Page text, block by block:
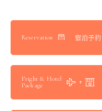
Reservation 宿泊予約
Fright & Hotel
Package